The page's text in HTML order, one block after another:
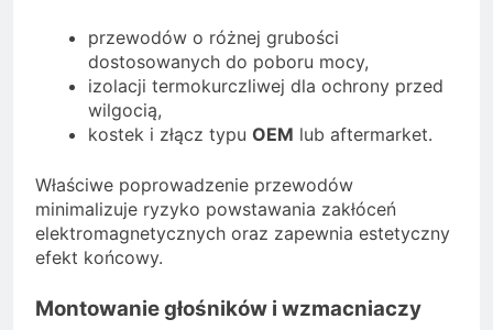
przewodów o różnej grubości
dostosowanych do poboru mocy,
izolacji termokurczliwej dla ochrony przed
wilgocią,
kostek i złącz typu OEM lub aftermarket.
Właściwe poprowadzenie przewodów
minimalizuje ryzyko powstawania zakłóceń
elektromagnetycznych oraz zapewnia estetyczny
efekt końcowy.
Montowanie głośników i wzmacniaczy